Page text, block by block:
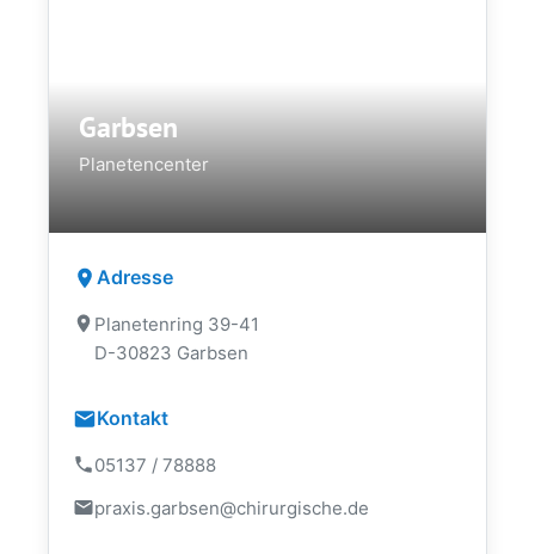
Garbsen
Planetencenter
Adresse
Planetenring 39-41
D-30823 Garbsen
Kontakt
05137 / 78888
praxis.garbsen@chirurgische.de